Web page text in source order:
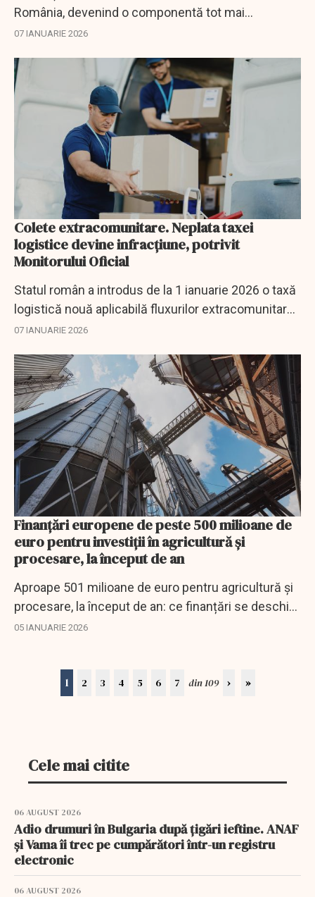
România, devenind o componentă tot mai
importantă a consumului zilnic. În 2025, 74,3%
care...
07 IANUARIE 2026
Colete extracomunitare. Neplata taxei
logistice devine infracțiune, potrivit
Monitorului Oficial
Statul român a introdus de la 1 ianuarie 2026 o taxă
logistică nouă aplicabilă fluxurilor extracomunitare,
cu un regim mult mai dur decât alte obligații fiscale:
07 IANUARIE 2026
Finanţări europene de peste 500 milioane de
euro pentru investiţii în agricultură şi
procesare, la început de an
Aproape 501 milioane de euro pentru agricultură și
procesare, la început de an: ce finanțări se deschid
prin PAC 2023–2027.
05 IANUARIE 2026
1 2 3 4 5 6 7 din 109 › »
Cele mai citite
06 AUGUST 2026
Adio drumuri în Bulgaria după țigări ieftine. ANAF
și Vama îi trec pe cumpărători într-un registru
electronic
06 AUGUST 2026